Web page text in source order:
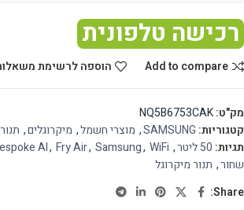
רכישה טלפונית
Add to compare הוספה לרשימת
מק"ט:NQ5B6753CAK
קטגוריות: SAMSUNG
, מוצרי חשמל, מיקרוגלים,
תגיות: 50 ליטר ,
AI, Fry Air, Samsung, WiFi
שחור, תנור מיקרוגל
Share: